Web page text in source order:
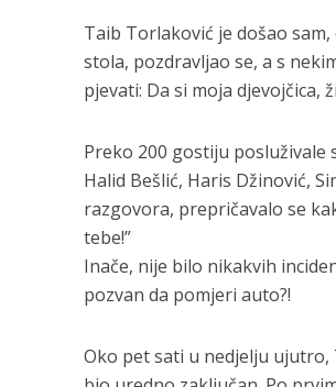
Taib Torlaković je došao
stola, pozdravljao se, a s
pjevati: Da si moja djevojčica,
Preko 200 gostiju
Halid Bešlić, Haris Džinović,
razgovora, prepričavalo se
tebe!”
Inače, nije bilo nikakvih
pozvan da pomjeri auto?!
Oko pet sati u nedjelju ujutro,